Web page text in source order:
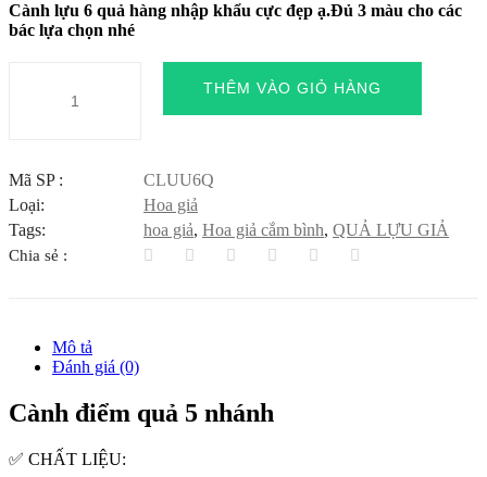
Cành lựu 6 quả hàng nhập khẩu cực đẹp ạ.Đủ 3 màu cho các
bác lựa chọn nhé
khẩu
số
lượng
THÊM VÀO GIỎ HÀNG
Mã SP :
CLUU6Q
Loại:
Hoa giả
Tags:
hoa giả, Hoa giả cắm bình, QUẢ LỰU GIẢ
Chia sẻ :
Mô tả
Đánh giá (0)
Cành điểm quả 5 nhánh
✅ CHẤT LIỆU: